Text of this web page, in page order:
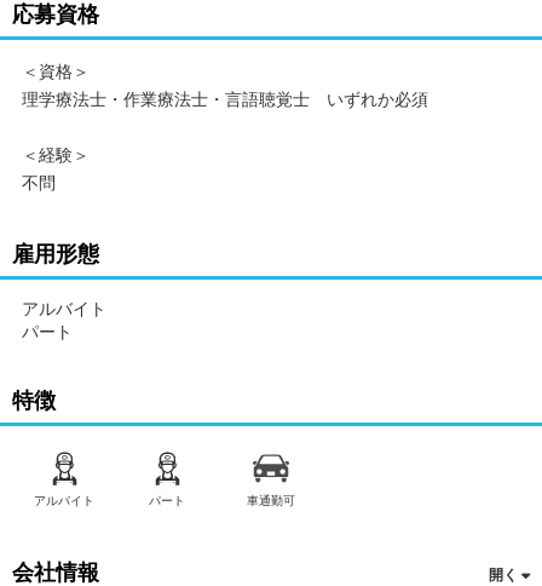
応募資格
＜資格＞
理学療法士・作業療法士・言語聴覚士 いずれか必須
＜経験＞
不問
雇用形態
アルバイト
パート
特徴
アルバイト パート 車通勤可
会社情報